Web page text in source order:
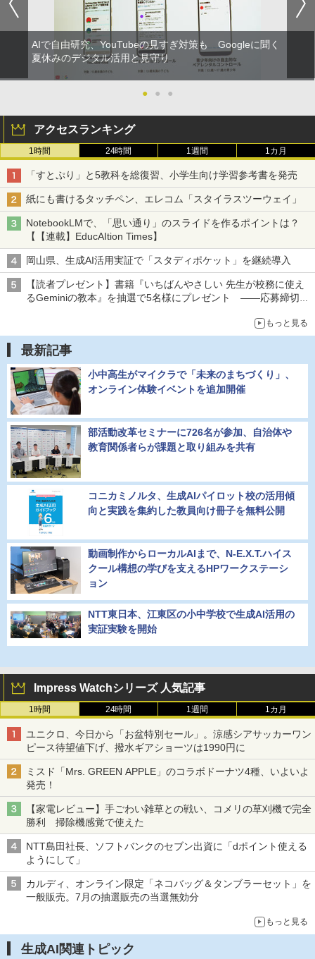
AIで自由研究、YouTubeの見すぎ対策も Googleに聞く
夏休みのデジタル活用と見守り
● ● ●
アクセスランキング
1時間 24時間 1週間 1カ月
「すとぷり」と5教科を総復習、小学生向け学習参考書を発売
紙にも書けるタッチペン、エレコム「スタイラスツーウェイ」
NotebookLMで、「思い通り」のスライドを作るポイントは？
【【連載】EducAItion Times】
岡山県、生成AI活用実証で「スタディポケット」を継続導入
【読者プレゼント】書籍『いちばんやさしい 先生が校務に使え
るGeminiの教本』を抽選で5名様にプレゼント ――応募締切は
もっと見る
最新記事
小中高生がマイクラで「未来のまちづくり」、
オンライン体験イベントを追加開催
部活動改革セミナーに726名が参加、自治体や
教育関係者らが課題と取り組みを共有
コニカミノルタ、生成AIパイロット校の活用傾
向と実践を集約した教員向け冊子を無料公開
動画制作からローカルAIまで、N-E.X.T.ハイス
クール構想の学びを支えるHPワークステーシ
ョン
NTT東日本、江東区の小中学校で生成AI活用の
実証実験を開始
Impress Watchシリーズ 人気記事
1時間 24時間 1週間 1カ月
ユニクロ、今日から「お盆特別セール」。涼感シアサッカーワン
ピース待望値下げ、撥水ギアショーツは1990円に
ミスド「Mrs. GREEN APPLE」のコラボドーナツ4種、いよいよ
発売！
【家電レビュー】手ごわい雑草との戦い、コメリの草刈機で完全
勝利 掃除機感覚で使えた
NTT島田社長、ソフトバンクのセブン出資に「dポイント使える
ようにして」
カルディ、オンライン限定「ネコバッグ＆タンブラーセット」を
一般販売。7月の抽選販売の当選無効分
もっと見る
生成AI関連トピック